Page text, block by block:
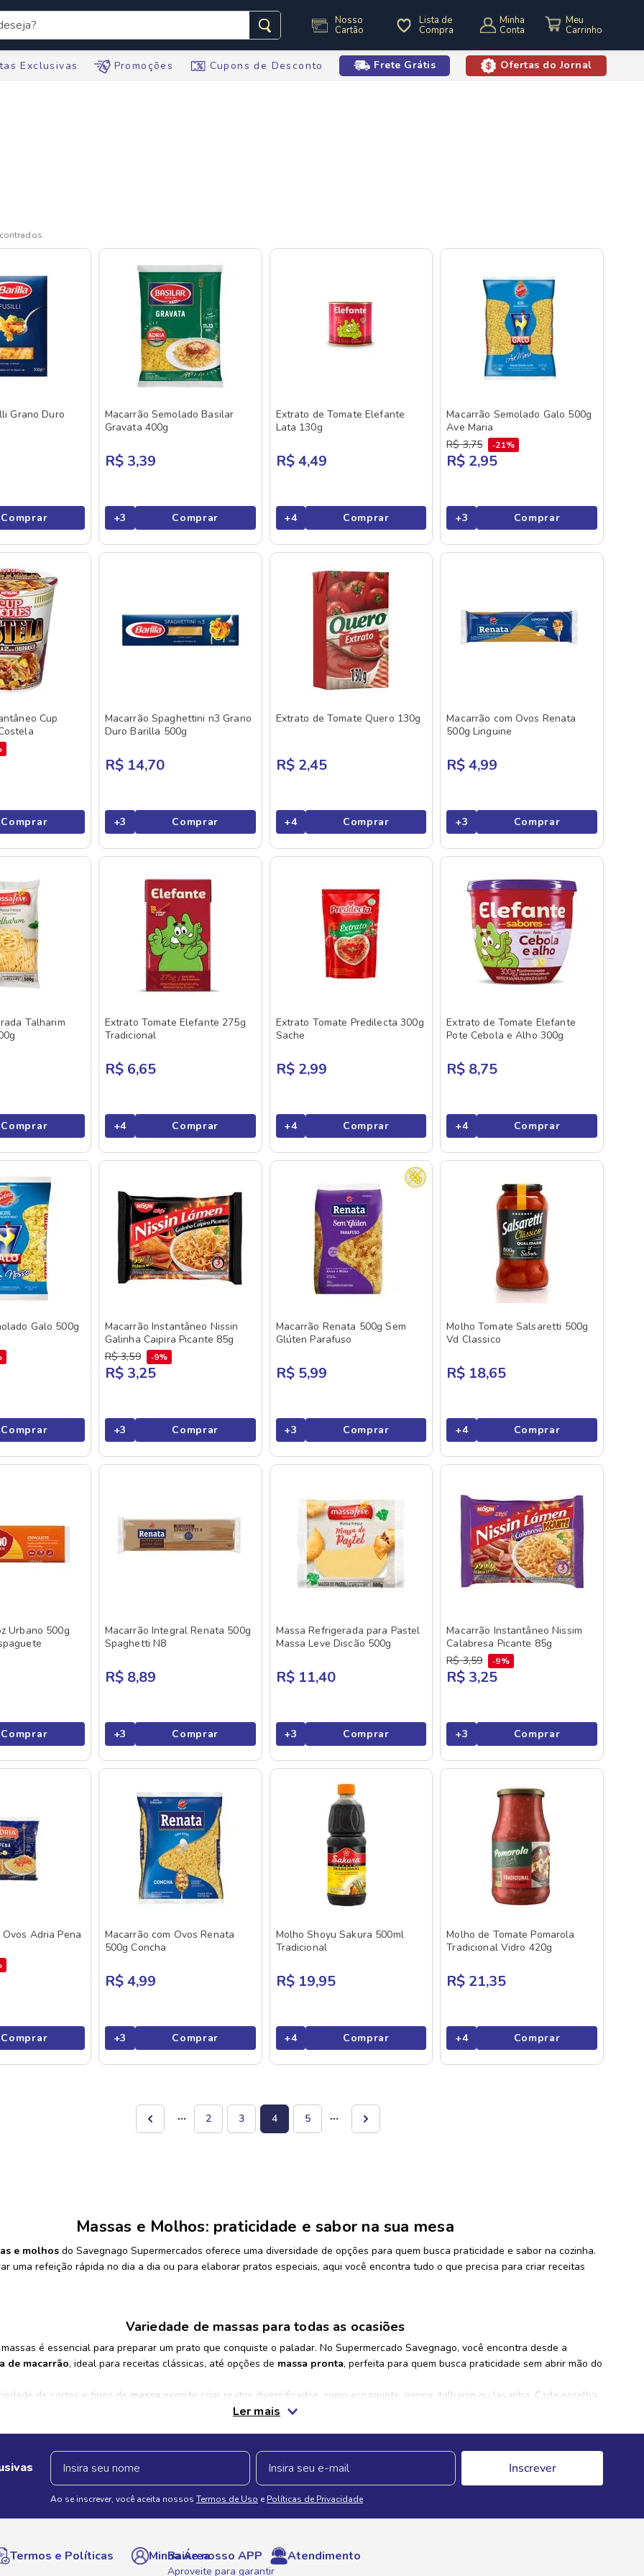
Nosso
Cartão
Lista de
Compra
Minha
Conta
Exclusivas Promoções Cupons de Desconto Frete Grátis Ofertas do Jornal
Grano Duro
Comprar
Macarrão Semolado Basilar
Gravata 400g
R$ 3,39
+3 Comprar
Extrato de Tomate Elefante
Lata 130g
R$ 4,49
+4 Comprar
Macarrão Semolado Galo 500g
Ave Maria
R$ 3,75 21%
R$ 2,95
+3 Comprar
Cup
Comprar
Macarrão Spaghettini n3 Grano
Duro Barilla 500g
R$ 14,70
+3 Comprar
Extrato de Tomate Quero 130g
R$ 2,45
+4 Comprar
Macarrão com Ovos Renata
500g Linguine
R$ 4,99
+3 Comprar
Talharim
Comprar
Extrato Tomate Elefante 275g
Tradicional
R$ 6,65
+4 Comprar
Extrato Tomate Predilecta 300g
Sache
R$ 2,99
+4 Comprar
Extrato de Tomate Elefante
Pote Cebola e Alho 300g
R$ 8,75
+4 Comprar
Galo 500g
Comprar
Macarrão Instantâneo Nissin
Galinha Caipira Picante 85g
R$ 3,59 9%
R$ 3,25
+3 Comprar
Macarrão Renata 500g Sem
Glúten Parafuso
R$ 5,99
+3 Comprar
Molho Tomate Salsaretti 500g
Vd Classico
R$ 18,65
+4 Comprar
Urbano 500g
Comprar
Macarrão Integral Renata 500g
Spaghetti N8
R$ 8,89
+3 Comprar
Massa Refrigerada para Pastel
Massa Leve Discão 500g
R$ 11,40
+3 Comprar
Macarrão Instantâneo Nissim
Calabresa Picante 85g
R$ 3,59 9%
R$ 3,25
+3 Comprar
Adria Pena
Comprar
Macarrão com Ovos Renata
500g Concha
R$ 4,99
+3 Comprar
Molho Shoyu Sakura 500ml
Tradicional
R$ 19,95
+4 Comprar
Molho de Tomate Pomarola
Tradicional Vidro 420g
R$ 21,35
+4 Comprar
2 3 4 5
Massas e Molhos: praticidade e sabor na sua mesa
e molhos do Savegnago Supermercados oferece uma diversidade de opções para quem busca praticidade e sabor na cozinha.
uma refeição rápida no dia a dia ou para elaborar pratos especiais, aqui você encontra tudo o que precisa para criar receitas
Variedade de massas para todas as ocasiões
é essencial para preparar um prato que conquiste o paladar. No Supermercado Savegnago, você encontra desde a
de macarrão, ideal para receitas clássicas, até opções de massa pronta, perfeita para quem busca praticidade sem abrir mão do
de cortes e tipos de massa permite criar pratos diversificados, como espaguete, penne, talharim ou lasanha. Cada escolha
única, que harmoniza perfeitamente com diferentes molhos e ingredientes.
Molhos para complementar suas receitas
um papel fundamental em qualquer receita com massas. Entre os destaques, está o tradicional molho de tomate
clássico e marcante ao prato. Para quem prefere um sabor mais suave e cremoso, o
com massa e molho vai além de cozinhar; é uma oportunidade de criar momentos especiais ao redor da mesa. A variedade de
permite que você solte a criatividade na cozinha, combinando sabores e texturas para surpreender quem você ama. Explore a
Ler mais
Inscrever
Ao se inscrever, você aceita nossos Termos de Uso e Políticas de Privacidade
Termos e Políticas Minha Área Atendimento
Baixe nosso APP
Aproveite para garantir
buscados